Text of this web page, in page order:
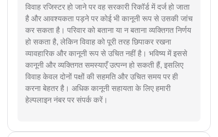
विवाह रजिस्टर हो जाने पर वह सरकारी रिकॉर्ड में दर्ज हो जाता
है और आवश्यकता पड़ने पर कोई भी कानूनी रूप से उसकी जांच
कर सकता है। परिवार को बताना या न बताना व्यक्तिगत निर्णय
हो सकता है, लेकिन विवाह को पूरी तरह छिपाकर रखना
व्यावहारिक और कानूनी रूप से उचित नहीं है। भविष्य में इससे
कानूनी और व्यक्तिगत समस्याएँ उत्पन्न हो सकती हैं, इसलिए
विवाह केवल दोनों पक्षों की सहमति और उचित समय पर ही
करना बेहतर है। अधिक कानूनी सहायता के लिए हमारी
हेल्पलाइन नंबर पर संपर्क करें।